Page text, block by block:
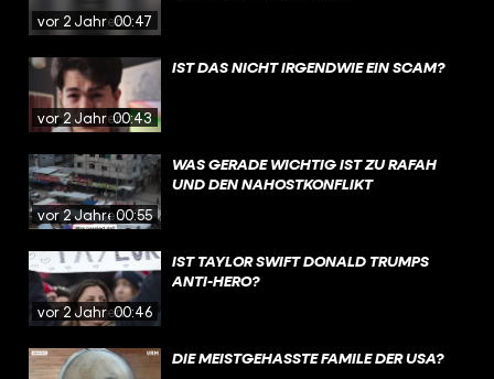
vor 2 Jahren00:47
vor 2 Jahren00:43
IST DAS NICHT IRGENDWIE EIN SCAM?
vor 2 Jahren00:55
WAS GERADE WICHTIG IST ZU RAFAH
UND DEN NAHOSTKONFLIKT
vor 2 Jahren00:46
IST TAYLOR SWIFT DONALD TRUMPS
ANTI-HERO?
DIE MEISTGEHASSTE FAMILE DER USA?